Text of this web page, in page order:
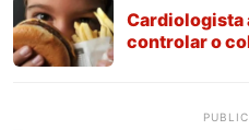
Cardiologista
controlar o